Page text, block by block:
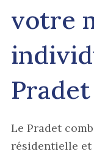
votre
Pradet
Le Pradet
résidentielle